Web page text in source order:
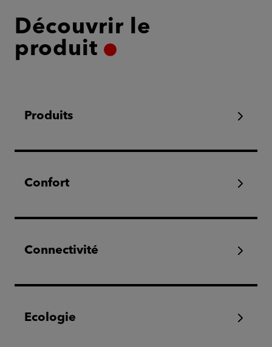
Découvrir le
produit
Produits
Confort
Connectivité
Ecologie